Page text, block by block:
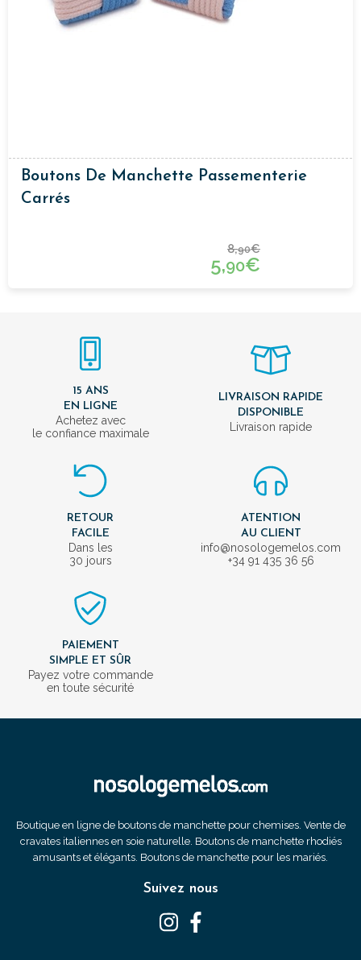
Boutons De Manchette Passementerie
Carrés
8,90€
5,90€
15 ANS
EN LIGNE
Achetez avec
le confiance maximale
LIVRAISON RAPIDE
DISPONIBLE
Livraison rapide
RETOUR
FACILE
Dans les
30 jours
ATENTION
AU CLIENT
info@nosologemelos.com
+34 91 435 36 56
PAIEMENT
SIMPLE ET SÛR
Payez votre commande
en toute sécurité
Boutique en ligne de boutons de manchette pour chemises. Vente de
cravates italiennes en soie naturelle. Boutons de manchette rhodiés
amusants et élégants. Boutons de manchette pour les mariés.
Suivez nous